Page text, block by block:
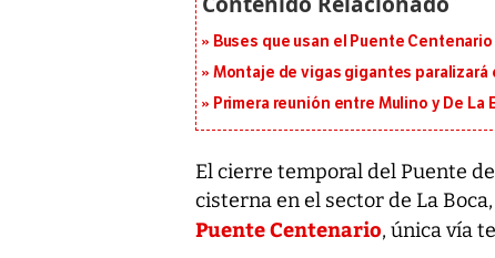
Buses que usan el Puente
Montaje de vigas gigantes paralizará
Primera reunión entre Mulino y De
El cierre temporal del Puente
cisterna en el sector de La
Puente Centenario, única vía